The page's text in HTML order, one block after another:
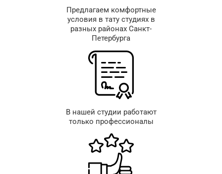
Предлагаем комфортные
условия в тату студиях в
разных районах Санкт-
Петербурга
В нашей студии работают
только профессионалы